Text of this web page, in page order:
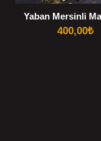
Yaban Mersinli
400,00₺